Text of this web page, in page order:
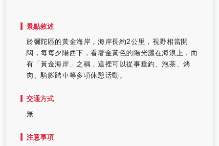
景點敘述
於彌陀區的黃金海岸，海岸長約2公里，視野相當開
闊，每每夕陽西下，看著金黃色的陽光灑在海浪上，而
有「黃金海岸」之稱，這裡可以從事垂釣、泡茶、烤
肉、騎腳踏車等多項休憩活動。
交通方式
無
注意事項